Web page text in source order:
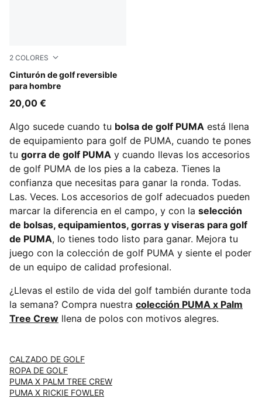
2 COLORES
Cinturón de golf reversible
para hombre
Puma Black
20,00 €
Algo sucede cuando tu bolsa de golf PUMA está llena
de equipamiento para golf de PUMA, cuando te pones
tu gorra de golf PUMA y cuando llevas los accesorios
de golf PUMA de los pies a la cabeza. Tienes la
confianza que necesitas para ganar la ronda. Todas.
Las. Veces. Los accesorios de golf adecuados pueden
marcar la diferencia en el campo, y con la selección
de bolsas, equipamientos, gorras y viseras para golf
de PUMA, lo tienes todo listo para ganar. Mejora tu
juego con la colección de golf PUMA y siente el poder
de un equipo de calidad profesional.
¿Llevas el estilo de vida del golf también durante toda
la semana? Compra nuestra colección PUMA x Palm
Tree Crew llena de polos con motivos alegres.
CALZADO DE GOLF
ROPA DE GOLF
PUMA X PALM TREE CREW
PUMA X RICKIE FOWLER